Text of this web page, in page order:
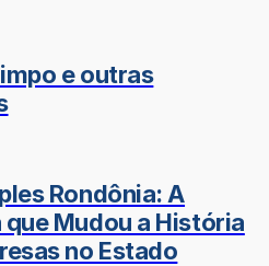
e outras
Rondônia: A
Mudou a História
no Estado